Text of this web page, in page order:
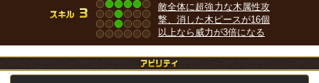
敵全体に超強力な木属性攻
撃、消した木ピースが16個
以上なら威力が3倍になる